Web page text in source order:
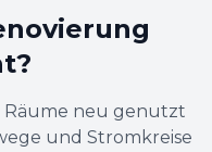
neu genutzt
und Stromkreise